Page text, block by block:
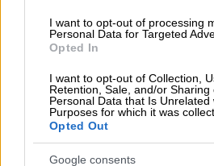
I want to opt-out of processing
Personal Data for Targeted
Opted In
I want to opt-out of Collection,
Retention, Sale, and/or Sharing
Personal Data that Is Unrelated
Purposes for which it was
Opted Out
Google consents
Freenowκάνει λόγο για
αφήνει περιθώρια άνισης
μεταξύ των νόμιμων
χαρακτηρίζει
αυστηρού και διαφανούς